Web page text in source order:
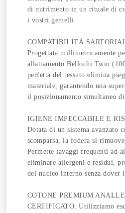
di nutrimento in un rituale di
i vostri gemelli.
COMPATIBILITÀ
Progettata millimetricamente
allattamento Bellochi Twin
perfetta del tessuto elimina
materiale, garantendo una
il posizionamento simultaneo
IGIENE IMPECCABILE E
Dotata di un sistema avanzato
scomparsa, la fodera si
Permette lavaggi frequenti ad
eliminare allergeni e residui,
del nucleo interno senza dover
COTONE PREMIUM
CERTIFICATO: Utilizziamo